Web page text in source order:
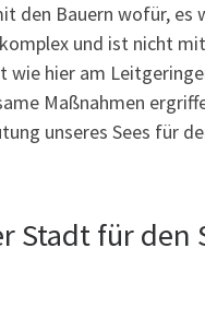
den Bauern wofür, es
und ist nicht
wie hier am
Maßnahmen
unseres Sees für
Stadt für den